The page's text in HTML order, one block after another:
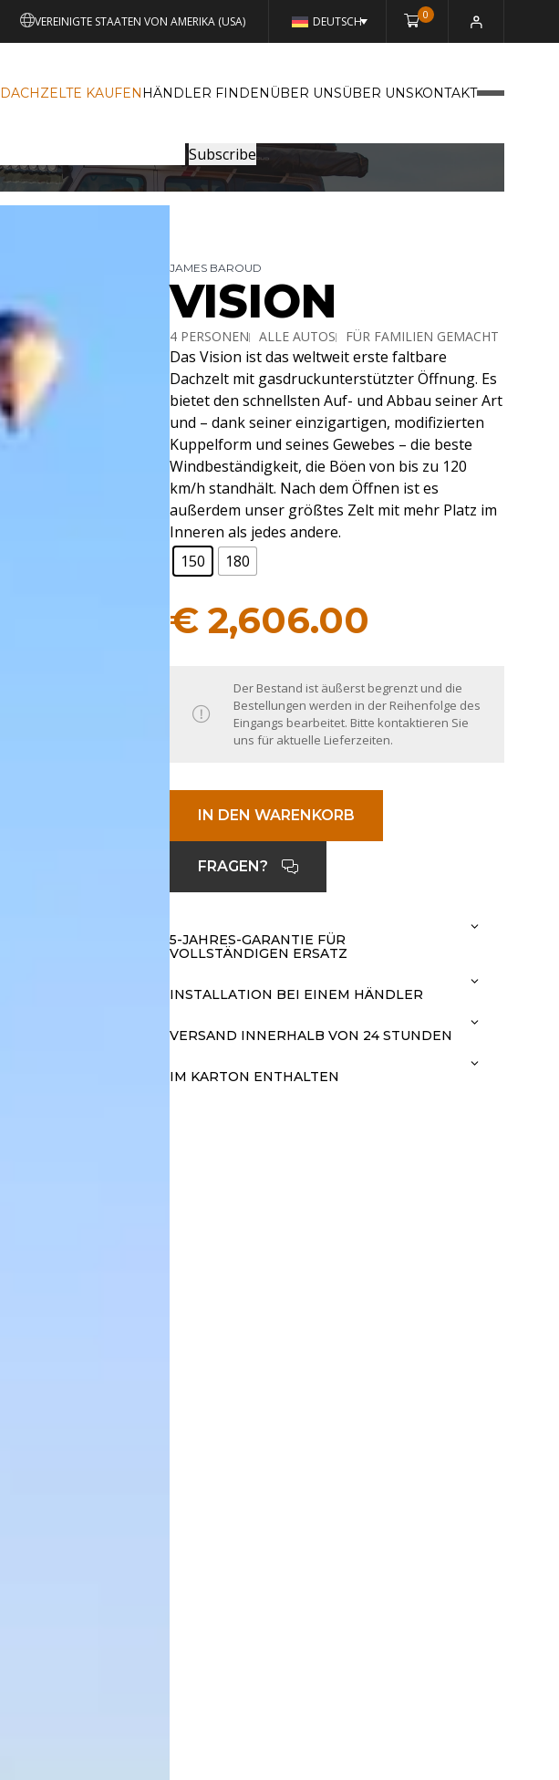
VEREINIGTE STAATEN VON AMERIKA (USA) DEUTSCH 0
DACHZELTE KAUFENHÄNDLER FINDENÜBER UNSÜBER UNSKONTAKT
JAMES BAROUD
VISION
4 PERSONEN ALLE AUTOS
FÜR FAMILIEN GEMACHT
SOFTSHELL
Das Vision ist das weltweit erste faltbare
Dachzelt mit gasdruckunterstützter Öffnung. Es
bietet den schnellsten Auf- und Abbau seiner Art
und – dank seiner einzigartigen, modifizierten
Kuppelform und seines Gewebes – die beste
Windbeständigkeit, die Böen von bis zu 120
km/h standhält. Nach dem Öffnen ist es
außerdem unser größtes Zelt mit mehr Platz im
Inneren als jedes andere.
150
180
€ 2,606.00
Der Bestand ist äußerst begrenzt und die
Bestellungen werden in der Reihenfolge des
Eingangs bearbeitet. Bitte kontaktieren Sie
uns für aktuelle Lieferzeiten.
IN DEN WARENKORB
FRAGEN?
5-JAHRES-GARANTIE FÜR
VOLLSTÄNDIGEN ERSATZ
INSTALLATION BEI EINEM HÄNDLER
VERSAND INNERHALB VON 24 STUNDEN
IM KARTON ENTHALTEN